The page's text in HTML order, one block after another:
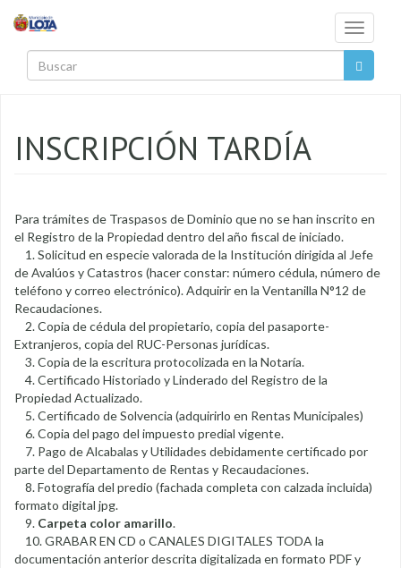
Toggle
INSCRIPCIÓN TARDÍA
Para trámites de Traspasos de Dominio que no se han inscrito en
el Registro de la Propiedad dentro del año fiscal de iniciado.
1. Solicitud en especie valorada de la Institución dirigida al Jefe
de Avalúos y Catastros (hacer constar: número cédula, número de
teléfono y correo electrónico). Adquirir en la Ventanilla N°12 de
Recaudaciones.
2. Copia de cédula del propietario, copia del pasaporte-
Extranjeros, copia del RUC-Personas jurídicas.
3. Copia de la escritura protocolizada en la Notaría.
4. Certificado Historiado y Linderado del Registro de la
Propiedad Actualizado.
5. Certificado de Solvencia (adquirirlo en Rentas Municipales)
6. Copia del pago del impuesto predial vigente.
7. Pago de Alcabalas y Utilidades debidamente certificado por
parte del Departamento de Rentas y Recaudaciones.
8. Fotografía del predio (fachada completa con calzada incluida)
formato digital jpg.
9. Carpeta color amarillo.
10. GRABAR EN CD o CANALES DIGITALES TODA la
documentación anterior descrita digitalizada en formato PDF y